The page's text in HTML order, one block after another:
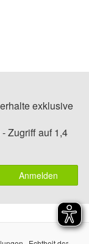
exklusive
Zugriff auf 1,4
Anmelden